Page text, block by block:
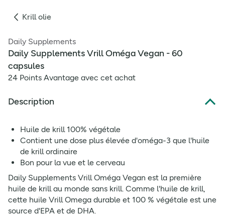
Krill olie
Daily Supplements
Daily Supplements Vrill Oméga Vegan - 60
capsules
24 Points Avantage avec cet achat
Description
Huile de krill 100% végétale
Contient une dose plus élevée d'oméga-3 que l'huile
de krill ordinaire
Bon pour la vue et le cerveau
Daily Supplements Vrill Oméga Vegan est la première
huile de krill au monde sans krill. Comme l'huile de krill,
cette huile Vrill Omega durable et 100 % végétale est une
source d'EPA et de DHA.